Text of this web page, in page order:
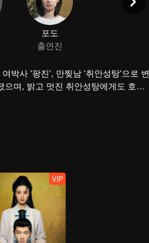
박사 '팡진', 만찢남 '취안성탕'으로 변
며, 밝고 멋진 취안성탕에게도 호감
켜버린다. 그리고 탕치도 자기가 사
. 결국 쑤청청은 숱한 시련 끝에 마
VIP